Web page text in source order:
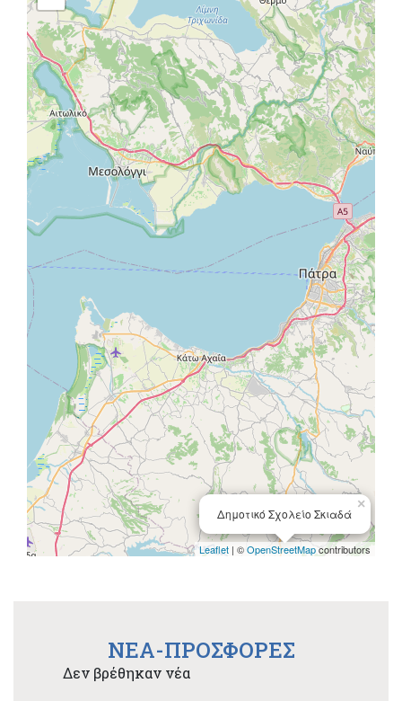
Δημοτικό Σχολείο Σκιαδά
×
Leaflet | ©OpenStreetMapcontributors
NEA-ΠΡΟΣΦΟΡΕΣ
Δεν βρέθηκαν νέα